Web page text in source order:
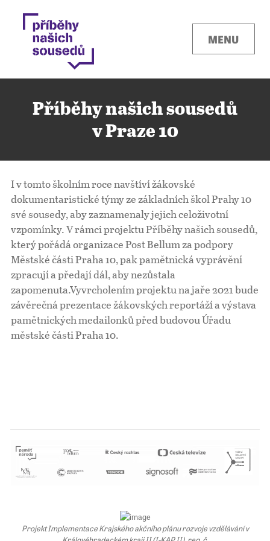
MENU
Kontakty
Místa
O projektu
Pro města
Pro školy
Příběhy našich sousedů
Příběhy našich sousedů
v Praze 10
I v tomto školním roce navštíví žákovské
dokumentaristické týmy ze základních škol Prahy 10
své sousedy, aby zaznamenaly jejich celoživotní
vzpomínky. V rámci projektu Příběhy našich sousedů,
který pořádá organizace Post Bellum za podpory
Městské části Praha 10, pak pamětnická vyprávění
zpracují a předají dál, aby nezůstala
zapomenuta.Vyvrcholením projektu na jaře 2021 bude
závěrečná prezentace žákovských reportáží a výstava
pamětnických medailonků před budovou Úřadu
městské části Praha 10.
Projekt Implementace Krajského akčního plánu rozvoje vzdělávání v